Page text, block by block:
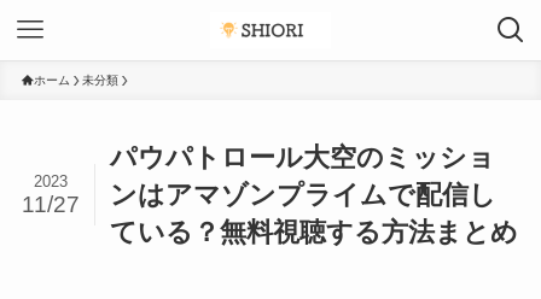
ホーム 未分類
パウパトロール大空のミッショ
ンはアマゾンプライムで配信し
ている？無料視聴する方法まとめ
2023
11/27